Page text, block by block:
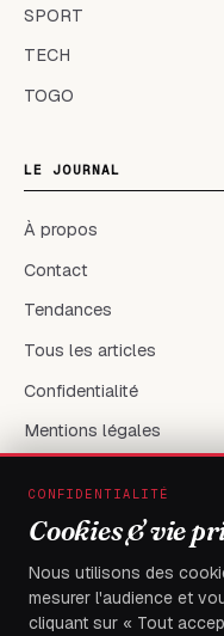
SPORT
TECH
TOGO
LE JOURNAL
À propos
Contact
Tendances
Tous les articles
Confidentialité
Mentions légales
RÉSEAUX & CONTACT
X / Twitter
CONFIDENTIALITÉ
Cookies & vie
Nous utilisons des
mesurer l'audience et
cliquant sur « Tout